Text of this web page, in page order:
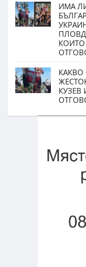
ИМА
КОИТО
КАКВО